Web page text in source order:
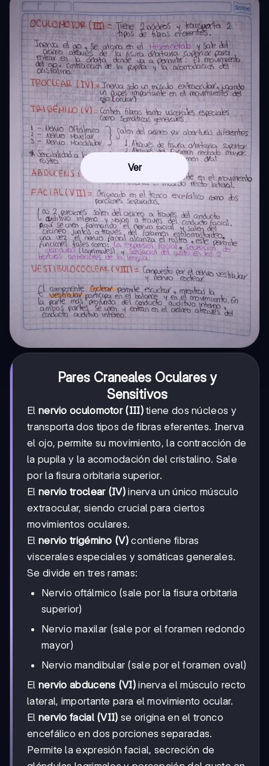
Ver
Pares Craneales Oculares y
Sensitivos
El nervio oculomotor (III)tiene dos núcleos y
transporta dos tipos de fibras eferentes. Inerva
el ojo, permite su movimiento, la contracción de
la pupila y la acomodación del cristalino. Sale
por la fisura orbitaria superior.
El nervio troclear (IV)inerva un único músculo
extraocular, siendo crucial para ciertos
movimientos oculares.
El nervio trigémino (V)contiene fibras
viscerales especiales y somáticas generales.
Se divide en tres ramas:
Nervio oftálmico (sale por la fisura orbitaria
superior)
Nervio maxilar (sale por el foramen redondo
mayor)
Nervio mandibular (sale por el foramen oval)
El nervio abducens (VI)inerva el músculo recto
lateral, importante para el movimiento ocular.
El nervio facial (VII) se origina en el tronco
encefálico en dos porciones separadas.
Permite la expresión facial, secreción de